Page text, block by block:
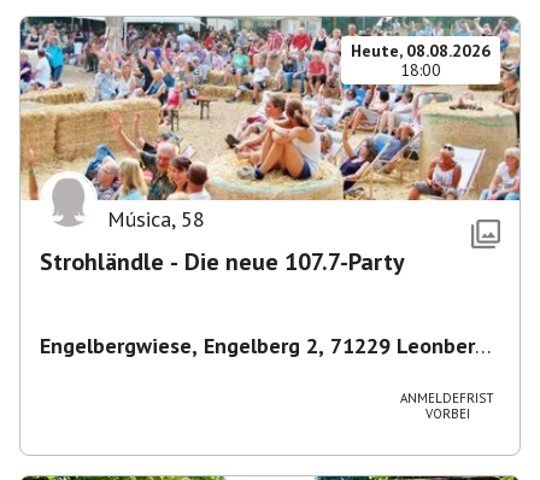
Heute, 08.08.2026
18:00
Música, 58
Strohländle - Die neue 107.7-Party
Engelbergwiese, Engelberg 2, 71229 Leonberg,
ANMELDEFRIST
VORBEI